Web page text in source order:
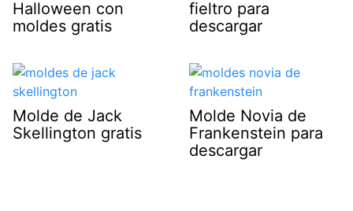
Halloween con
moldes gratis
fieltro para
descargar
Molde de Jack
Skellington gratis
Molde Novia de
Frankenstein para
descargar